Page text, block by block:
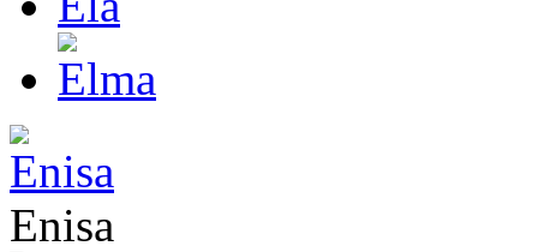
Enisa